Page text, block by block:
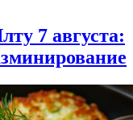
7 августа: